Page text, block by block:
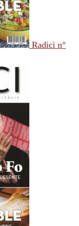
Radici n°